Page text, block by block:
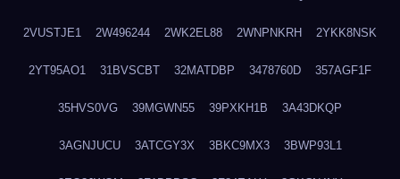
2VUSTJE1 2W496244 2WK2EL88 2WNPNKRH 2YKK8NSK
2YT95AO1 31BVSCBT 32MATDBP 3478760D 357AGF1F
35HVS0VG 39MGWN55 39PXKH1B 3A43DKQP
3AGNJUCU 3ATCGY3X 3BKC9MX3 3BWP93L1